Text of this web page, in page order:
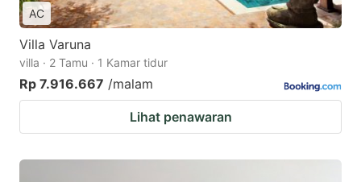
AC
Villa Varuna
villa · 2 Tamu · 1 Kamar tidur
Rp 7.916.667 /malam
Lihat penawaran